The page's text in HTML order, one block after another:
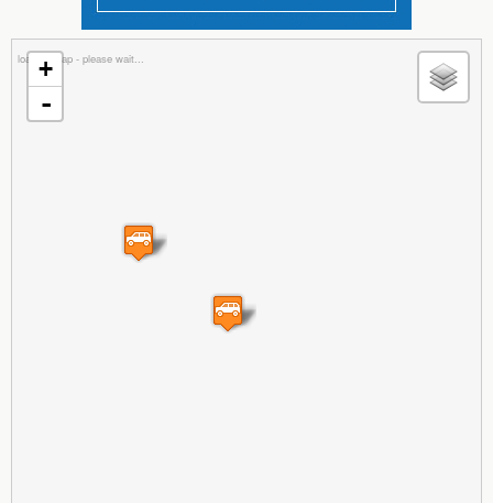
loading map - please wait...
+
-